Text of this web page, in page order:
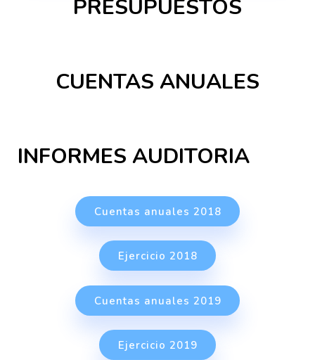
PRESUPUESTOS
CUENTAS ANUALES
INFORMES AUDITORIA
Cuentas anuales 2018
Ejercicio 2018
Cuentas anuales 2019
Ejercicio 2019